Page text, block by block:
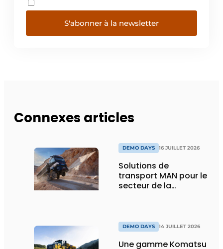
S'abonner à la newsletter
Connexes articles
DEMO DAYS 16 JUILLET 2026
Solutions de
transport MAN pour le
secteur de la
DEMO DAYS 14 JUILLET 2026
Une gamme Komatsu